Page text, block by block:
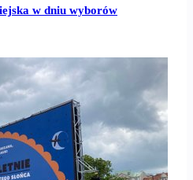
w dniu wyborów